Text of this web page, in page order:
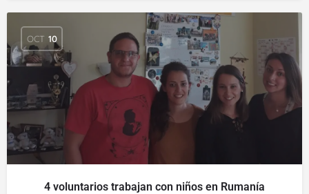
OCT 10
4 voluntarios trabajan con niños en Rumanía